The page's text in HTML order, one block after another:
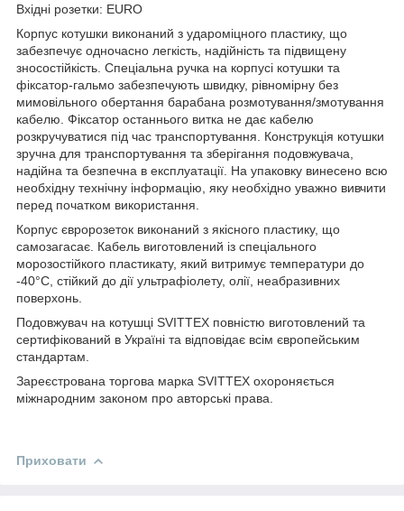
Вхідні розетки: EURO
Корпус котушки виконаний з удароміцного пластику, що
забезпечує одночасно легкість, надійність та підвищену
зносостійкість. Спеціальна ручка на корпусі котушки та
фіксатор-гальмо забезпечують швидку, рівномірну без
мимовільного обертання барабана розмотування/змотування
кабелю. Фіксатор останнього витка не дає кабелю
розкручуватися під час транспортування. Конструкція котушки
зручна для транспортування та зберігання подовжувача,
надійна та безпечна в експлуатації. На упаковку винесено всю
необхідну технічну інформацію, яку необхідно уважно вивчити
перед початком використання.
Корпус євророзеток виконаний з якісного пластику, що
самозагасає. Кабель виготовлений із спеціального
морозостійкого пластикату, який витримує температури до
-40°C, стійкий до дії ультрафіолету, олії, неабразивних
поверхонь.
Подовжувач на котушці SVITTEX повністю виготовлений та
сертифікований в Україні та відповідає всім європейським
стандартам.
Зареєстрована торгова марка SVITTEX охороняється
міжнародним законом про авторські права.
Приховати